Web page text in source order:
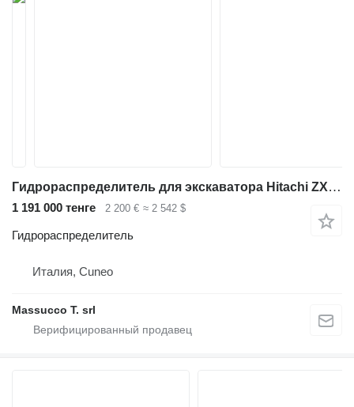
Гидрораспределитель для экскаватора Hitachi ZX280LCN-3
1 191 000 тенге 2 200 € ≈ 2 542 $
Гидрораспределитель
Италия, Cuneo
Massucco T. srl